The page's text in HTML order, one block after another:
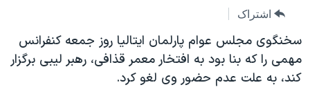
جهش
ویژه برنامه‌ها
ویدیوها
بایگانی برنامه‌های تلویزیونی
فرکانس‌های صدای آمریکا
پخش رادیویی
یادگیری زبان انگلیسی
اشتراک
سخنگوی مجلس عوام پارلمان ایتالیا روز جمعه کنفرانس
مهمی را که بنا بود به افتخار معمر قذافی، رهبر لیبی برگزار
کند، به علت عدم حضور وی لغو کرد.